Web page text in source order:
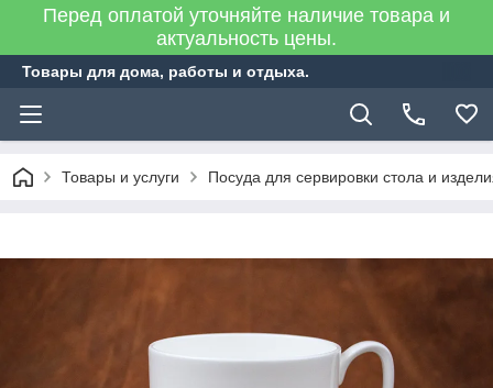
Перед оплатой уточняйте наличие товара и
актуальность цены.
Товары для дома, работы и отдыха.
Товары и услуги Посуда для сервировки стола и